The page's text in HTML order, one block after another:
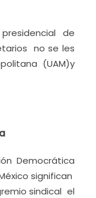
de
no se les
(UAM)y
Democrática
significan
sindical el